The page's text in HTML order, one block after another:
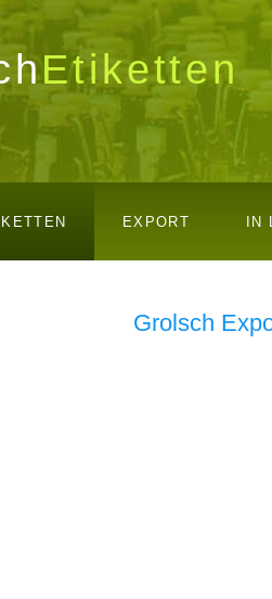
Etiketten
EXPORT IN
Grolsch